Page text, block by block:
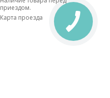
приездом.
Карта проезда